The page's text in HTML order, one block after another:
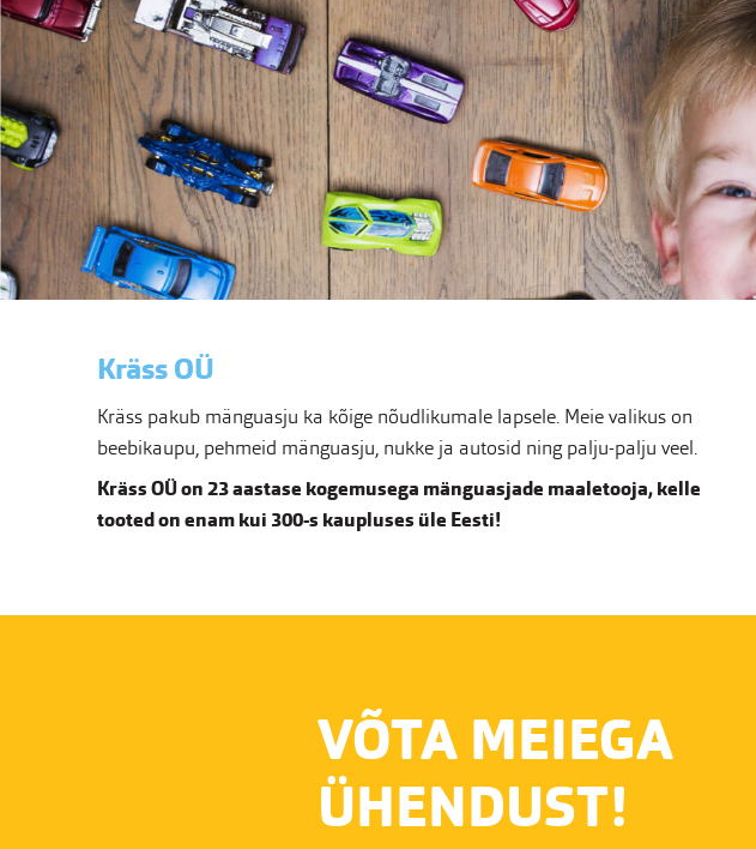
Kräss OÜ
Kräss pakub mänguasju ka kõige nõudlikumale lapsele. Meie valikus on
beebikaupu, pehmeid mänguasju, nukke ja autosid ning palju-palju veel.
Kräss OÜ on 23 aastase kogemusega mänguasjade maaletooja, kelle
tooted on enam kui 300-s kaupluses üle Eesti!
VÕTA MEIEGA
ÜHENDUST!